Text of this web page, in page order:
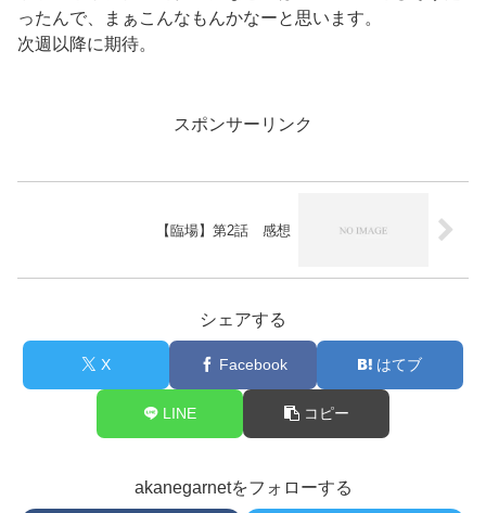
ったんで、まぁこんなもんかなーと思います。
次週以降に期待。
スポンサーリンク
【臨場】第2話 感想
シェアする
X Facebook はてブ
LINE コピー
akanegarnetをフォローする